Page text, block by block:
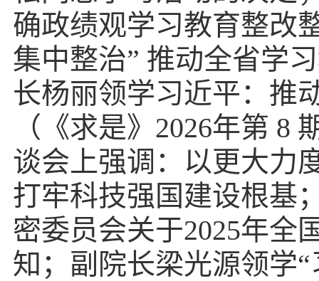
确政绩观学习教育整改
集中整治” 推动全省学
长杨丽领学习近平：推
（《求是》2026年第 8
谈会上强调：以更大力
打牢科技强国建设根基
密委员会关于2025年全
知；副院长梁光源领学